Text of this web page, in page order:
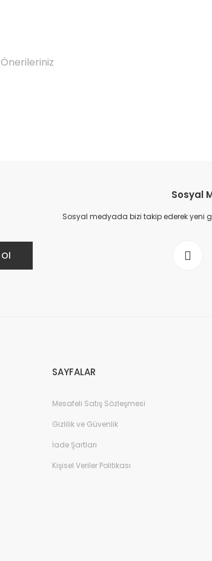
Önerileriniz
Sosyal
Sosyal medyada bizi takip ederek yeni
SAYFALAR
Mesafeli Satış Sözleşmesi
Gizlilik ve Güvenlik
İade Şartları
Kişisel Veriler Politikası